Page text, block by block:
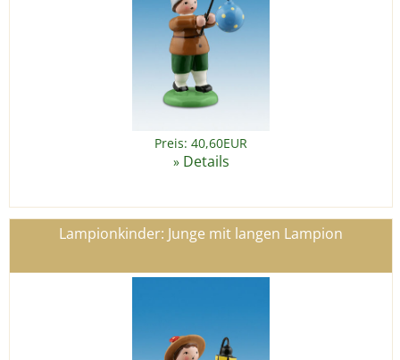
Preis: 40,60EUR
» Details
Lampionkinder: Junge mit langen Lampion